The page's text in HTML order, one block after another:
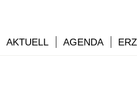
AKTUELL AGENDA